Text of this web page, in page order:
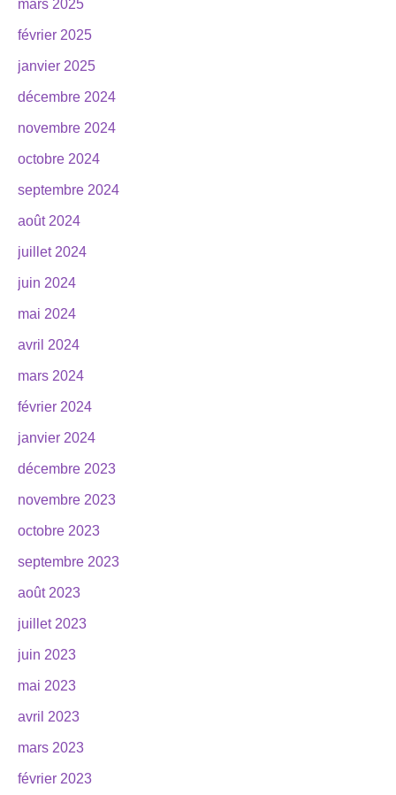
mars 2025
février 2025
janvier 2025
décembre 2024
novembre 2024
octobre 2024
septembre 2024
août 2024
juillet 2024
juin 2024
mai 2024
avril 2024
mars 2024
février 2024
janvier 2024
décembre 2023
novembre 2023
octobre 2023
septembre 2023
août 2023
juillet 2023
juin 2023
mai 2023
avril 2023
mars 2023
février 2023